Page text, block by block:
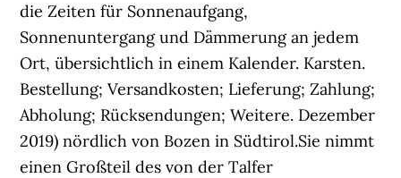
die Zeiten für Sonnenaufgang,
Sonnenuntergang und Dämmerung an jedem
Ort, übersichtlich in einem Kalender. Karsten.
Bestellung; Versandkosten; Lieferung; Zahlung;
Abholung; Rücksendungen; Weitere. Dezember
2019) nördlich von Bozen in Südtirol.Sie nimmt
einen Großteil des von der Talfer